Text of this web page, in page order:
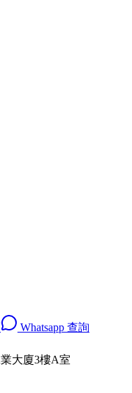
Whatsapp 查詢
大廈3樓A室